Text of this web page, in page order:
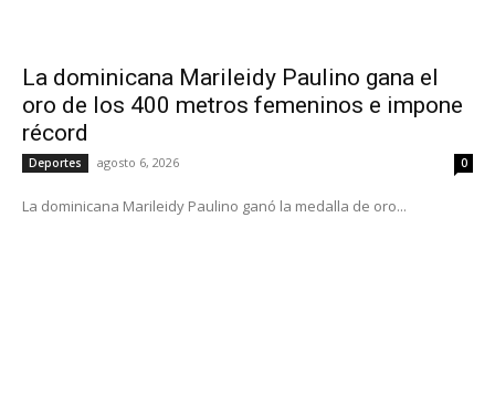
La dominicana Marileidy Paulino gana el
oro de los 400 metros femeninos e impone
récord
Deportes agosto 6, 2026 0
La dominicana Marileidy Paulino ganó la medalla de oro...